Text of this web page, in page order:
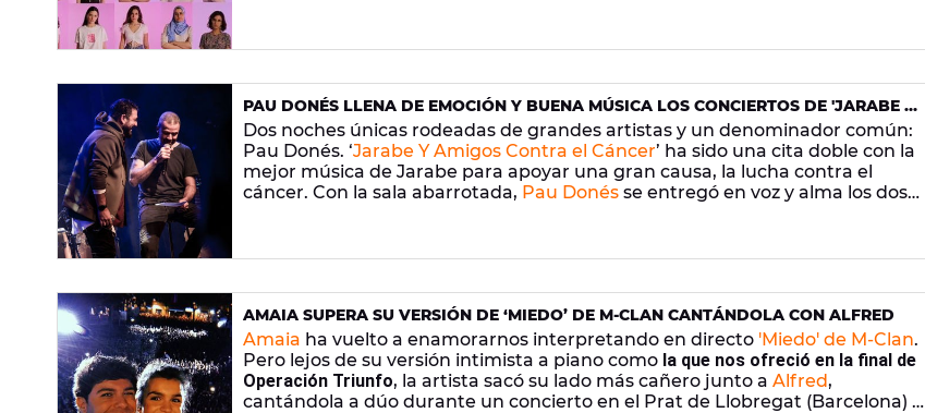
PAU DONÉS LLENA DE EMOCIÓN Y BUENA MÚSICA LOS CONCIERTOS DE 'JARABE Y
AMIGOS CONTRA EL CÁNCER’ EN BARCELONA
Dos noches únicas rodeadas de grandes artistas y un denominador común:
Pau Donés. ‘Jarabe Y Amigos Contra el Cáncer’ ha sido una cita doble con la
mejor música de Jarabe para apoyar una gran causa, la lucha contra el
cáncer. Con la sala abarrotada, Pau Donés se entregó en voz y alma los dos
cómplice solidaridad deLuz Casal, Rosana, Antonio Orozco y Carlos Tarque; y de
AMAIA SUPERA SU VERSIÓN DE ‘MIEDO’ DE M-CLAN CANTÁNDOLA CON ALFRED
Amaia ha vuelto a enamorarnos interpretando en directo 'Miedo' de M-Clan.
Pero lejos de su versión intimista a piano como la que nos ofreció en la final de
Operación Triunfo, la artista sacó su lado más cañero junto a Alfred,
cantándola a dúo durante un concierto en el Prat de Llobregat (Barcelona) el